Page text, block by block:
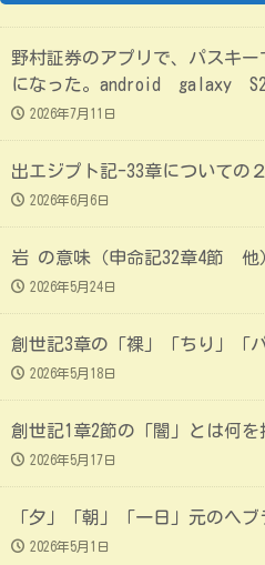
野村証券のアプリで、パスキ
になった。android galaxy
2026年7月11日
出エジプト記-33章についての
2026年6月6日
岩 の意味（申命記32章4節 他
2026年5月24日
創世記3章の「裸」「ちり」「
2026年5月18日
創世記1章2節の「闇」とは何を
2026年5月17日
「夕」「朝」「一日」元のヘ
2026年5月1日